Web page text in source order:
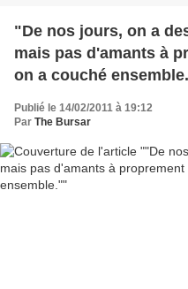
"De nos jours, on a
mais pas d'amants à
on a couché
Publié le 14/02/2011 à 19:12
Par The Bursar